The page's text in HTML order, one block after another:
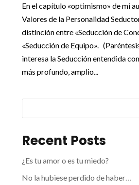
En el capítulo «optimismo» de mi
Valores de la Personalidad
distinción entre «Seducción de
«Seducción de Equipo».
interesa la Seducción entendida
más profundo, amplio...
Recent Posts
¿Es tu amor o es tu miedo?
No la hubiese perdido de haber…